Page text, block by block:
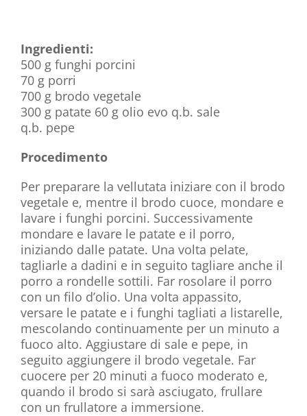
Ingredienti:
500 g funghi porcini
70 g porri
700 g brodo vegetale
300 g patate 60 g olio evo q.b. sale
q.b. pepe
Procedimento
Per preparare la vellutata iniziare con il brodo
vegetale e, mentre il brodo cuoce, mondare e
lavare i funghi porcini. Successivamente
mondare e lavare le patate e il porro,
iniziando dalle patate. Una volta pelate,
tagliarle a dadini e in seguito tagliare anche il
porro a rondelle sottili. Far rosolare il porro
con un filo d’olio. Una volta appassito,
versare le patate e i funghi tagliati a listarelle,
mescolando continuamente per un minuto a
fuoco alto. Aggiustare di sale e pepe, in
seguito aggiungere il brodo vegetale. Far
cuocere per 20 minuti a fuoco moderato e,
quando il brodo si sarà asciugato, frullare
con un frullatore a immersione.